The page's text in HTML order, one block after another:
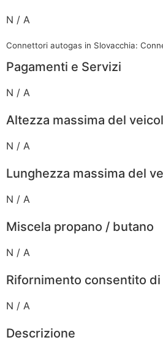
N / A
Connettori autogas in Slovacchia:
Pagamenti e Servizi
N / A
Altezza massima del
N / A
Lunghezza massima del
N / A
Miscela propano / butano
N / A
Rifornimento consentito di
N / A
Descrizione